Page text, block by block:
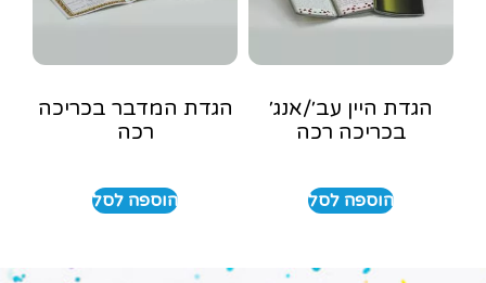
הגדת היין עב׳/אנג׳
בכריכה רכה
הוספה לסל
הגדת המדבר בכריכה
רכה
הוספה לסל